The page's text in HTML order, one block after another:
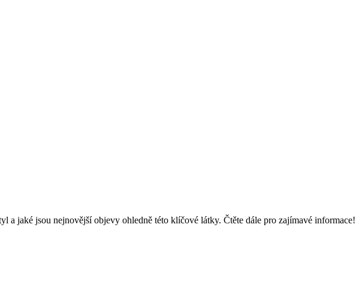
jaké jsou nejnovější objevy ohledně této klíčové látky. Čtěte dále pro zajímavé informace!